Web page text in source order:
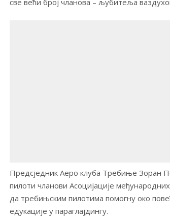
све већи број чланова – љубитеља
Предсједник Аеро клуба Требиње Зоран
пилоти чланови Асоцијације
да требињским пилотима помогну око
едукације у параглајдингу.